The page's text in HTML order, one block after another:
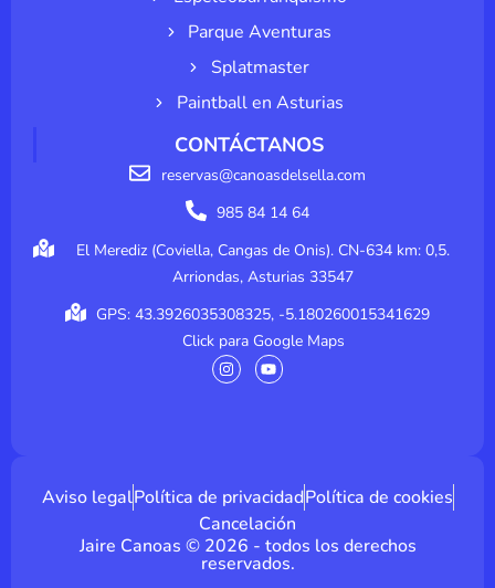
Parque Aventuras
Splatmaster
Paintball en Asturias
CONTÁCTANOS
reservas@canoasdelsella.com
985 84 14 64
El Merediz (Coviella, Cangas de Onis). CN-634 km: 0,5.
Arriondas, Asturias 33547
GPS: 43.3926035308325, -5.180260015341629
Click para Google Maps
I
n
Y
o
Jaire Canoas © 2026 - todos los derechos
reservados.
Aviso legalPolítica de privacidadPolítica de cookies
Cancelación